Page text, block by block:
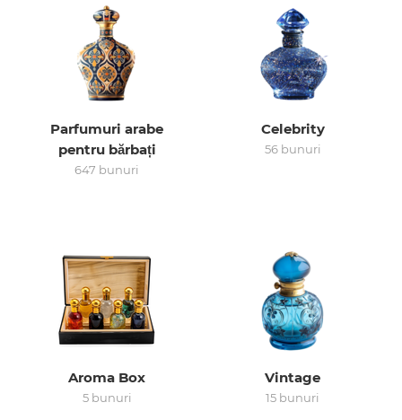
vândute
Parfumuri arabe
pentru bărbați
647 bunuri
Celebrity
56 bunuri
Aroma Box
5 bunuri
Vintage
15 bunuri